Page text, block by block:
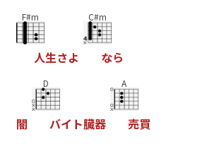
F#m
人生さよ
C#m
なら
闇
D
バイ ト臓器
A
売買